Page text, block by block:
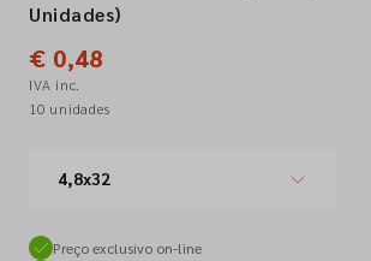
Unidades)
€ 0,48
IVA inc.
10 unidades
4,8x32
Preço exclusivo on-line